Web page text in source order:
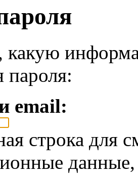
какую
пароля:
email:
строка для